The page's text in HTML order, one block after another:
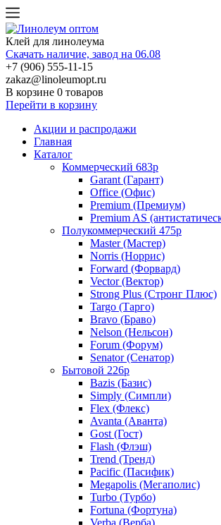
Клей для линолеума
Скачать наличие, завод на 06.08
+7 (906) 555-11-15
zakaz@linoleumopt.ru
В корзине 0 товаров
Перейти в корзину
Акции и распродажи
Главная
Каталог
Коммерческий 683р
Garant (Гарант)
Office (Офис)
Premium (Премиум)
Premium AS
Полукоммерческий 475р
Master (Мастер)
Norris (Норрис)
Forward (Форвард)
Vector (Вектор)
Strong Plus (Стронг Плюс)
Targo (Тарго)
Bravo (Браво)
Nelson (Нельсон)
Forum (Форум)
Senator (Сенатор)
Бытовой 226р
Bazis (Базис)
Simply (Симпли)
Flex (Флекс)
Avanta (Аванта)
Gost (Гост)
Flash (Флэш)
Trend (Тренд)
Pacific (Пасифик)
Megapolis (Мегаполис)
Turbo (Турбо)
Fortuna (Фортуна)
Verba (Верба)